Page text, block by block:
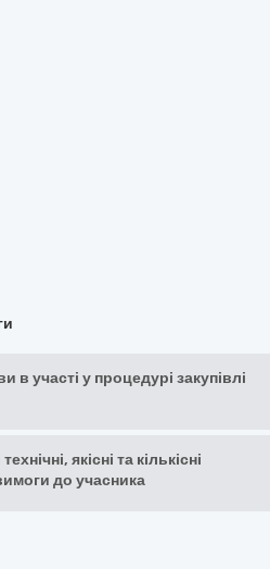
в участі у процедурі закупівлі
якісні та кількісні
до учасника